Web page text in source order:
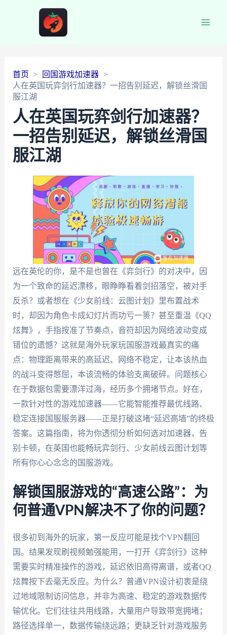
首页
回国游戏加速器
人在英国玩弈剑行加速器？一招告别延迟，解锁丝滑国
服江湖
人在英国玩弈剑行加速器？
一招告别延迟，解锁丝滑国
服江湖
远在英伦的你，是不是也曾在《弈剑行》的对决中，因
为一个致命的延迟漂移，眼睁睁看着剑招落空，被对手
反杀？或者想在《少女前线：云图计划》里布置战术
时，却因为角色卡成幻灯片而功亏一篑？甚至重温《QQ
炫舞》，手指按准了节奏点，音符却因为网络波动变成
错位的遗憾？这就是海外玩家玩国服游戏最真实的痛
点：物理距离带来的高延迟、网络不稳定，让本该热血
的战斗变得憋屈，本该流畅的体验支离破碎。问题核心
在于数据包需要漂洋过海，经历多个拥堵节点。好在，
一款针对性的游戏加速器——它能智能推荐最优线路、
稳定连接国服服务器——正是打破这堵“延迟高墙”的终极
答案。这篇指南，将为你透彻分析如何选对加速器，告
别卡顿，在英国也能畅玩弈剑行、少女前线云图计划等
所有你心心念念的国服游戏。
解锁国服游戏的“高速公路”：为
何普通VPN解决不了你的问题？
很多初到海外的玩家，第一反应可能是找个VPN翻回
国。结果发现刷视频勉强能用，一打开《弈剑行》这种
需要实时精准操作的游戏，延迟依旧高得离谱，或者QQ
炫舞按下去毫无反应。为什么？普通VPN设计初衷是绕
过地域限制访问信息，并非为高速、稳定的游戏数据传
输优化。它们往往共用线路，大量用户导致带宽拥堵；
路径选择单一，数据传输绕远路；更缺乏针对游戏服务